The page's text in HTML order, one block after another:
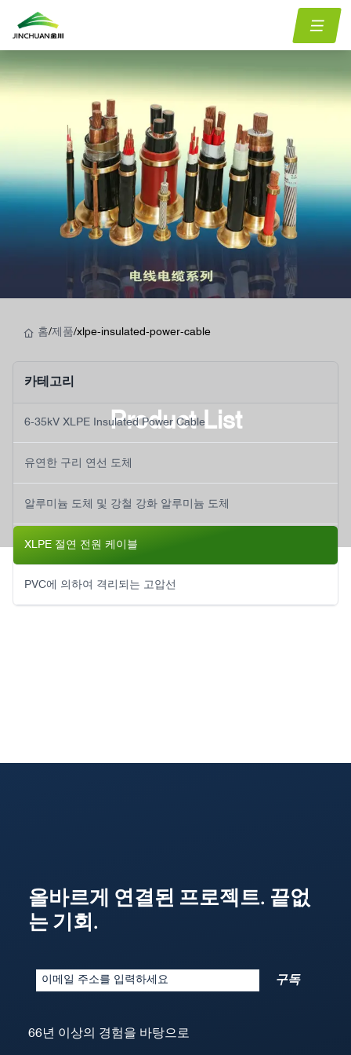
Product List
홈/제품/xlpe-insulated-power-cable
카테고리
6-35kV XLPE Insulated Power Cable
유연한 구리 연선 도체
알루미늄 도체 및 강철 강화 알루미늄 도체
XLPE 절연 전원 케이블
PVC에 의하여 격리되는 고압선
올바르게 연결된 프로젝트. 끝없
는 기회.
구독
66년 이상의 경험을 바탕으로